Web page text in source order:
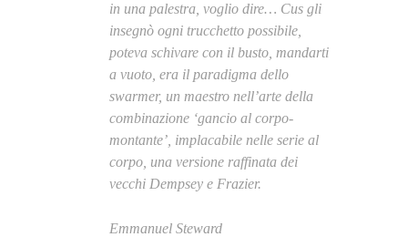
in una palestra, voglio dire… Cus gli
insegnò ogni trucchetto possibile,
poteva schivare con il busto, mandarti
a vuoto, era il paradigma dello
swarmer, un maestro nell’arte della
combinazione ‘gancio al corpo-
montante’, implacabile nelle serie al
corpo, una versione raffinata dei
vecchi Dempsey e Frazier.
Emmanuel Steward